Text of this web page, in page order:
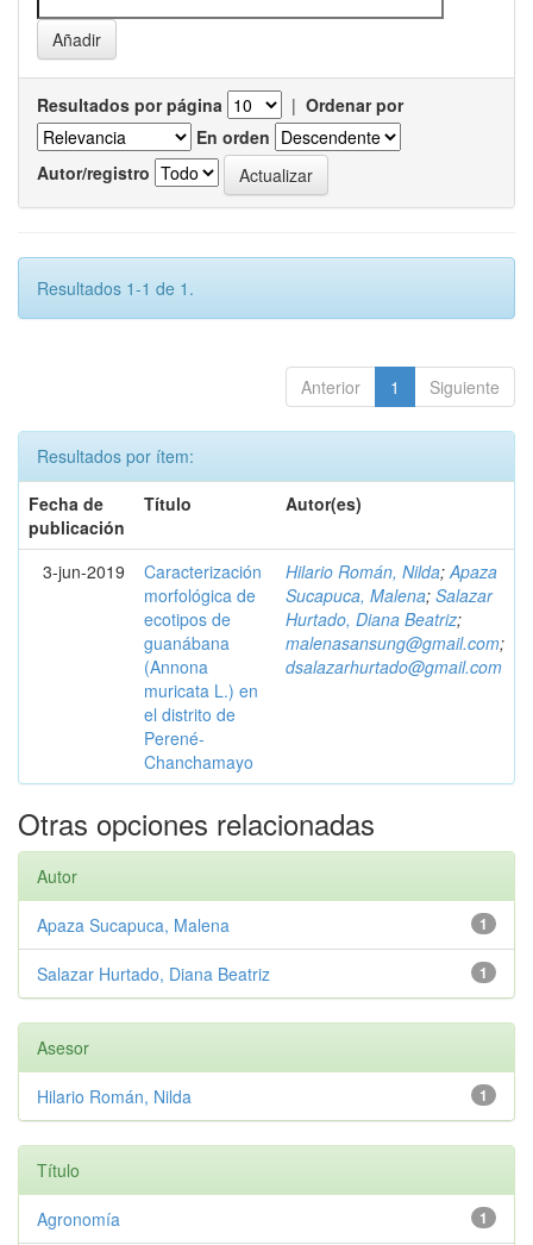
Resultados por página | Ordenar por
En orden
Autor/registro
Resultados 1-1 de 1.
Anterior 1 Siguiente
Resultados por ítem:
Fecha de
publicación
Título Autor(es)
3-jun-2019
Caracterización
morfológica de
ecotipos de
guanábana
(Annona
muricata L.) en
el distrito de
Perené-
Chanchamayo
Hilario Román, Nilda;Apaza
Sucapuca, Malena; Salazar
Hurtado, Diana Beatriz;
malenasansung@gmail.com;
dsalazarhurtado@gmail.com
Otras opciones relacionadas
Autor
1
Apaza Sucapuca, Malena
1
Salazar Hurtado, Diana Beatriz
Asesor
1
Hilario Román, Nilda
Título
1
Agronomía